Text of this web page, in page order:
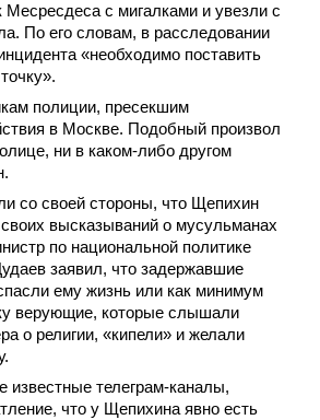
Месресдеса с мигалками и увезли с
По его словам, в расследовании
«необходимо поставить
полиции, пресекшим
в Москве. Подобный произвол
ни в каком-либо другом
со своей стороны, что Щепихин
высказываний о мусульманах
по национальной политике
заявил, что задержавшие
ему жизнь или как минимум
верующие, которые слышали
о религии, «кипели» и желали
известные телеграм-каналы,
что у Щепихина явно есть